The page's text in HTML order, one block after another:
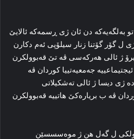
به‌لگه‌یه‌که‌ دن ئان ژی ڕسمه‌که‌ ئالایێ
ل گۆر گۆتنا زنار سیلۆپی ئه‌م دکارن
ئیرۆ ژ ئالی هه‌رکه‌سی ڤه‌ تێ قه‌بوولکرن
ئیجتیماعییه‌ جه‌معیه‌تییا کوردان ڤه‌
هاتییه‌ ته‌سبیتکرن و د 1920 ده‌ ژی دیسا ژ ئالی ته‌شکیلاتی
ڤه‌ ب بریاره‌کێ هاتییه‌ قه‌بوولکرن
یاموولکی ل گه‌ل هن ژ موه‌سسسێن